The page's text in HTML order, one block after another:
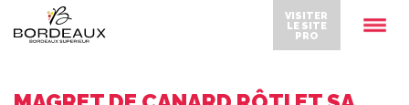
VISITER
LE SITE
PRO